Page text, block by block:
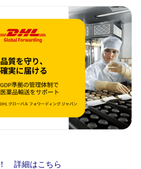
詳細はこちら